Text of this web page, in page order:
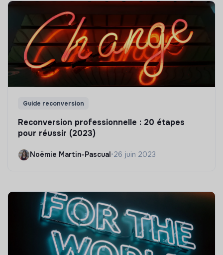
Guide reconversion
Reconversion professionnelle : 20 étapes
pour réussir (2023)
Noëmie Martin-Pascual •26 juin 2023